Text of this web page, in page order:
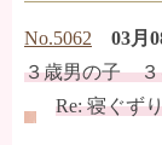
No.5062 03月
３歳男の子 ３
Re: 寝ぐず